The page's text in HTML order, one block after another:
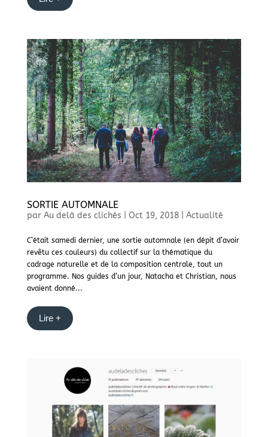
SORTIE AUTOMNALE
par Au delà des clichés Oct 19, 2018| Actualité
C’était samedi dernier, une sortie automnale (en dépit d’avoir
revêtu ces couleurs) du collectif sur la thématique du
cadrage naturelle et de la composition centrale, tout un
programme. Nos guides d’un jour, Natacha et Christian, nous
avaient donné...
Lire +